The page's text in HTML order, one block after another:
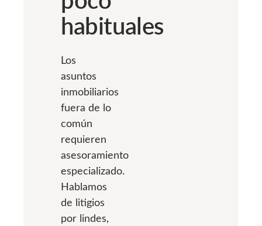
habituales
Los
asuntos
inmobiliarios
fuera de lo
común
requieren
asesoramiento
especializado.
Hablamos
de litigios
por lindes,